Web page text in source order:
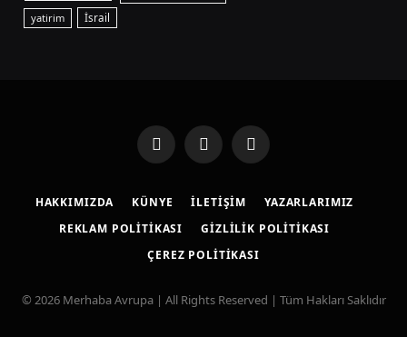
yatirim İsrail
Facebook
X
(Twitter)
Instagram
HAKKIMIZDA KÜNYE İLETIŞIM
YAZARLARIMIZ
REKLAM POLITIKASI
GIZLILIK POLITIKASI
ÇEREZ POLITIKASI
© 2026 Merhaba Avrupa | All Rights Reserved | Tüm Hakları Saklıdır